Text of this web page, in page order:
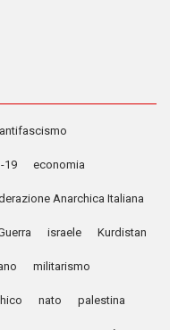
antifascismo
19 economia
Anarchica Italiana
israele Kurdistan
militarismo
nato palestina